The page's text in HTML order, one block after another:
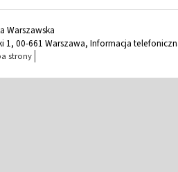
Warszawska
1, 00-661 Warszawa, Informacja
strony